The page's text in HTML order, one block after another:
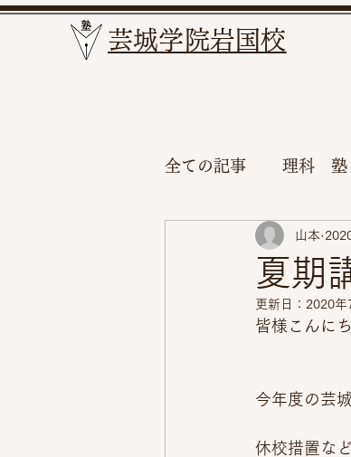
​芸城学院岩国校
全ての記事 理科
夏期
山本
更新日： 2020年
皆様こんにち
今年度の芸
休校措置な